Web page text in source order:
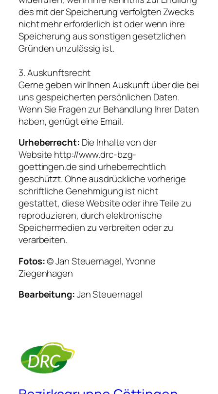
des mit der Speicherung verfolgten Zwecks
nicht mehr erforderlich ist oder wenn ihre
Speicherung aus sonstigen gesetzlichen
Gründen unzulässig ist.
3. Auskunftsrecht
Gerne geben wir Ihnen Auskunft über die bei
uns gespeicherten persönlichen Daten.
Wenn Sie Fragen zur Behandlung Ihrer Daten
haben, genügt eine Email.
Urheberrecht: Die Inhalte von der
Website http://www.drc-bzg-
goettingen.de sind urheberrechtlich
geschützt. Ohne ausdrückliche vorherige
schriftliche Genehmigung ist nicht
gestattet, diese Website oder ihre Teile zu
reproduzieren, durch elektronische
Speichermedien zu verbreiten oder zu
verarbeiten.
Fotos:© Jan Steuernagel, Yvonne
Ziegenhagen
Bearbeitung:Jan Steuernagel